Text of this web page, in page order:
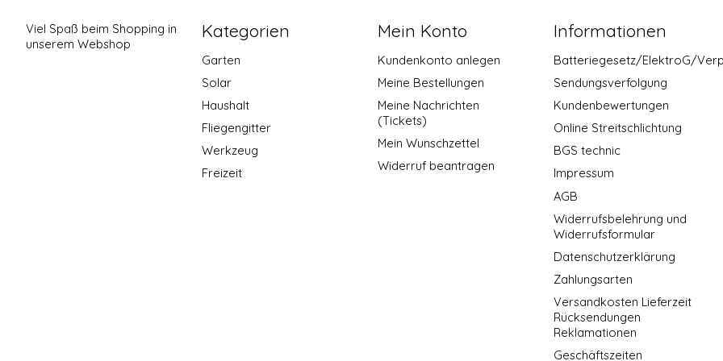
Viel Spaß beim Shopping in
unserem Webshop
Kategorien
Garten
Solar
Haushalt
Fliegengitter
Werkzeug
Freizeit
Mein Konto
Kundenkonto anlegen
Meine Bestellungen
Meine Nachrichten
(Tickets)
Mein Wunschzettel
Widerruf beantragen
Informationen
Batteriegesetz/ElektroG/
Sendungsverfolgung
Kundenbewertungen
Online Streitschlichtung
BGS technic
Impressum
AGB
Widerrufsbelehrung und
Widerrufsformular
Datenschutzerklärung
Zahlungsarten
Versandkosten Lieferzeit
Rücksendungen
Reklamationen
Geschäftszeiten